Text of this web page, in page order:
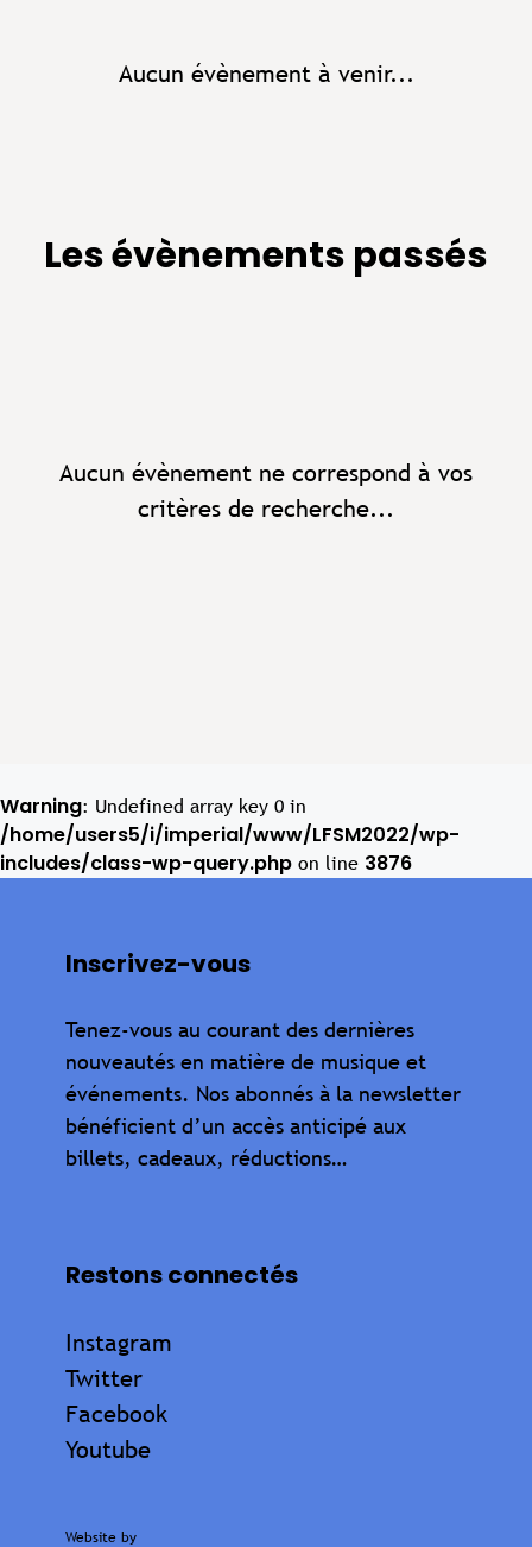
Aucun évènement à venir...
Les évènements passés
Aucun évènement ne correspond à vos
critères de recherche...
Warning: Undefined array key 0 in
/home/users5/i/imperial/www/LFSM2022/wp-
includes/class-wp-query.php on line 3876
Inscrivez-vous
Tenez-vous au courant des dernières
nouveautés en matière de musique et
événements. Nos abonnés à la newsletter
bénéficient d’un accès anticipé aux
billets, cadeaux, réductions…
Restons connectés
Instagram
Twitter
Facebook
Youtube
Website by